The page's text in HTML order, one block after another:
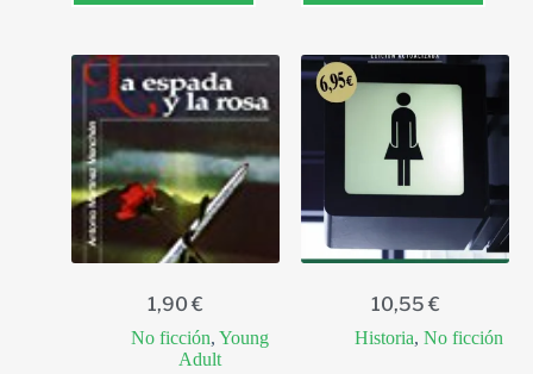
1,90 €
No ficción, Young
Adult
10,55 €
Historia, No ficción